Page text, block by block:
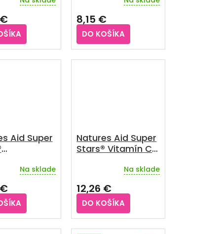
8,15 €
DO KOŠÍKA
Aid Super
60tabliet
Na sklade
Natures Aid Super
Stars® Vitamín C
Na sklade
12,26 €
DO KOŠÍKA